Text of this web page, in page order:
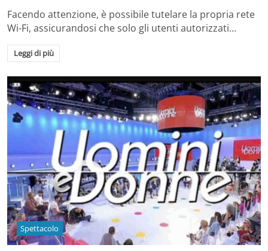
Facendo attenzione, è possibile tutelare la propria rete
Wi-Fi, assicurandosi che solo gli utenti autorizzati…
Leggi di più
Spettacolo